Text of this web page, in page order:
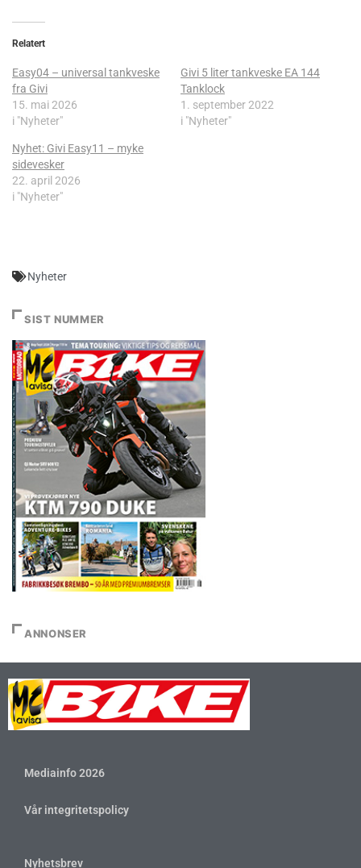
Relatert
Easy04 – universal tankveske
fra Givi
15. mai 2026
i "Nyheter"
Givi 5 liter tankveske EA 144
Tanklock
1. september 2022
i "Nyheter"
Nyhet: Givi Easy11 – myke
sidevesker
22. april 2026
i "Nyheter"
Nyheter
SIST NUMMER
ANNONSER
Mediainfo 2026
Vår integritetspolicy
Nyhetsbrev